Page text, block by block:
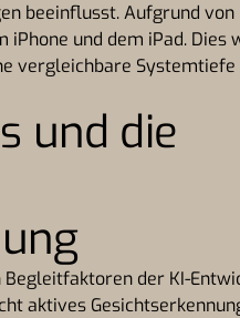
beeinflusst. Aufgrund
und dem iPad. Dies
vergleichbare
und die
der KI-
aktives